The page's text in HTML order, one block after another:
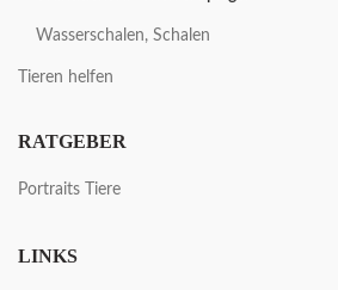
Wasserschalen, Schalen
Tieren helfen
RATGEBER
Portraits Tiere
LINKS